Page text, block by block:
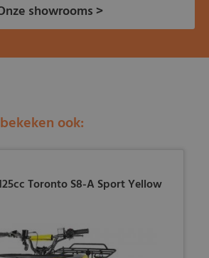
showrooms >
ook:
Toronto S8-A Sport Yellow